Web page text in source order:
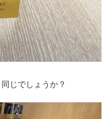
じでしょうか？